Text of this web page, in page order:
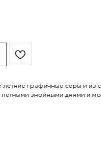
летние графичные серьги
знойными днями и